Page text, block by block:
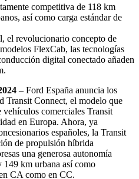
competitiva de 118 km
así como carga estándar de
el revolucionario concepto de
FlexCab, las tecnologías
digital conectado añaden
– Ford España anuncia los
Transit Connect, el modelo que
comerciales Transit
en Europa. Ahora, ya
españoles, la Transit
de propulsión híbrida
una generosa autonomía
149 km urbana así como
CA como en CC.